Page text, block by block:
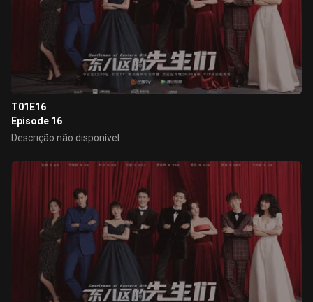
T01E16
Episode 16
Descrição não disponível